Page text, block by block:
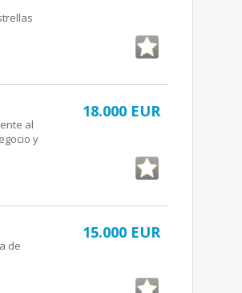
de su
18.000 EUR
al
y
15.000 EUR
de